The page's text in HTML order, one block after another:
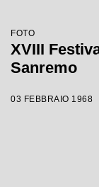
FOTO
XVIII
Sanremo
03 FEBBRAIO 1968